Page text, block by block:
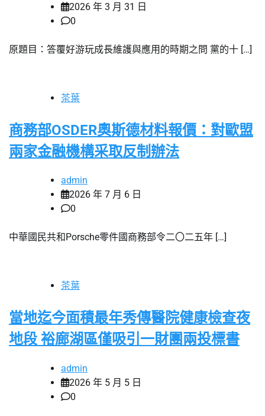
2026 年 3 月 31 日
0
原題目：答覆好游玩成長維護與應用的時期之問 黨的十 […]
茶葉
商務部OSDER奧斯德材料報價：對歐盟
兩家金融機構采取反制辦法
admin
2026 年 7 月 6 日
0
中華國民共和Porsche零件國商務部令二〇二五年 […]
茶葉
當地迄今面積最年秀傳醫院健康檢查夜
地段 裕廊湖區僅吸引一財團兩投標書
admin
2026 年 5 月 5 日
0